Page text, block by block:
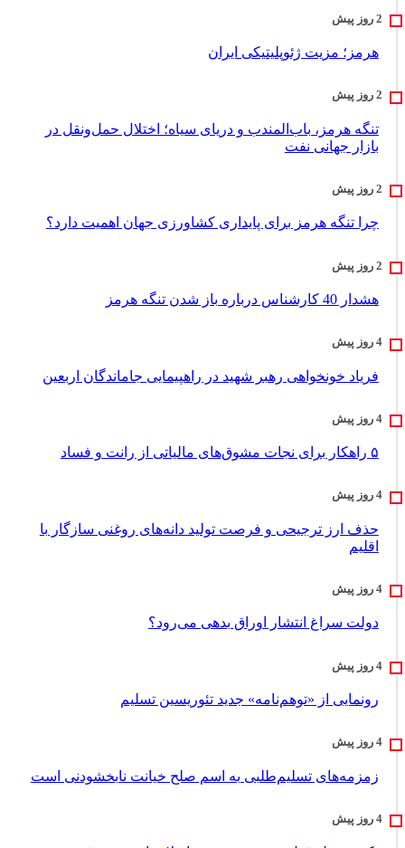
هرمز؛ مزیت ژئوپلیتیکی ایران
تنگه هرمز، باب‌المندب و دریای سیاه؛ اختلال حمل‌ونقل در
بازار جهانی نفت
چرا تنگه هرمز برای پایداری کشاورزی جهان اهمیت دارد؟
هشدار 40 کارشناس درباره باز شدن تنگه هرمز
فریاد خونخواهی رهبر شهید در راهپیمایی جاماندگان اربعین
۵ راهکار برای نجات مشوق‌های مالیاتی از رانت و فساد
حذف ارز ترجیحی و فرصت تولید دانه‌های روغنی سازگار با
اقلیم
دولت سراغ انتشار اوراق بدهی می‌رود؟
رونمایی از «توهم‌نامه» جدید تئور‌یسین تسلیم
زمزمه‌های تسلیم‌طلبی به اسم صلح خیانت نابخشودنی است